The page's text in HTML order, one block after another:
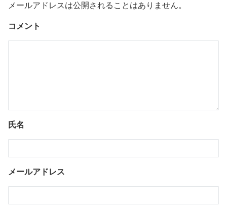
メールアドレスは公開されることはありません。
コメント
氏名
メールアドレス